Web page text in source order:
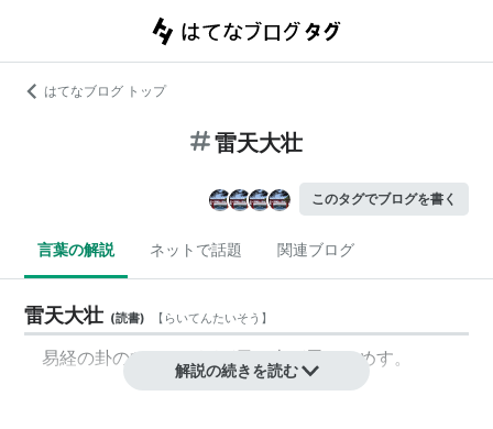
はてなブログ トップ
雷天大壮
このタグでブログを書く
言葉の解説 ネットで話題 関連ブログ
雷天大壮 (読書) 【 らいてんたいそう 】
易経の卦のひとつ。下が天、上が雷をしめす。
解説の続きを読む